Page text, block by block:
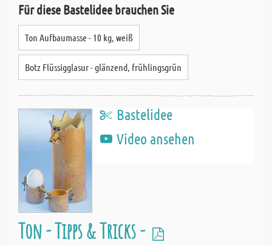
Für diese Bastelidee brauchen Sie
Ton Aufbaumasse - 10 kg, weiß
Botz Flüssigglasur - glänzend, frühlingsgrün
Bastelidee
Video ansehen
Ton - Tipps & Tricks -